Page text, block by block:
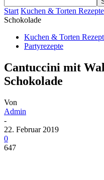
Start Kuchen & Torten Rezepte
Schokolade
Kuchen & Torten
Partyrezepte
Cantuccini mit
Schokolade
Von
Admin
-
22. Februar 2019
0
647